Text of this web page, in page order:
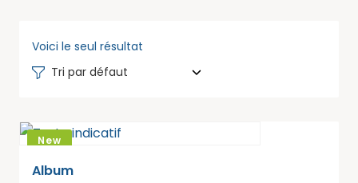
Voici le seul résultat
Tri par défaut
New
Album